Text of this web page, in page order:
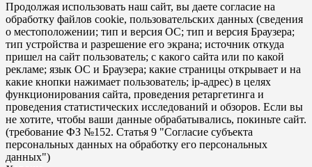
Продолжая использовать наш сайт, вы даете согласие на
обработку файлов cookie, пользовательских данных (сведения
о местоположении; тип и версия ОС; тип и версия Браузера;
тип устройства и разрешение его экрана; источник откуда
пришел на сайт пользователь; с какого сайта или по какой
рекламе; язык ОС и Браузера; какие страницы открывает и на
какие кнопки нажимает пользователь; ip-адрес) в целях
функционирования сайта, проведения ретаргетинга и
проведения статистических исследований и обзоров. Если вы
не хотите, чтобы ваши данные обрабатывались, покиньте сайт.
(требование ФЗ №152. Статья 9 "Согласие субъекта
персональных данных на обработку его персональных
данных")